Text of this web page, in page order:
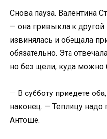
Снова пауза. Валентина
— она привыкла к другой
извинялась и обещала
обязательно. Эта
но без щели, куда можно
— В субботу приедете
наконец. — Теплицу надо
Антоше.